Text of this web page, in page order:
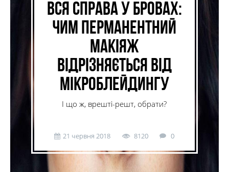
Вся справа у бровах:
чим перманентний
макіяж
відрізняється від
мікроблейдингу
І що ж, врешті-решт, обрати?
21 червня 2018 8120 0